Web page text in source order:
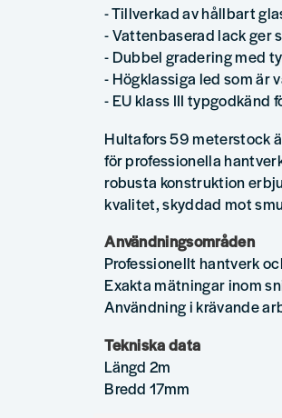
- Tillverkad av hållbart
- Vattenbaserad lack ger
- Dubbel gradering med
- Högklassiga led som är
- EU klass III
Hultafors 59 meterstock
för professionella
robusta konstruktion
kvalitet, skyddad mot
Användningsområden
Professionellt hantverk
Exakta mätningar inom
Användning i krävande
Tekniska data
Längd 2m
Bredd 17mm